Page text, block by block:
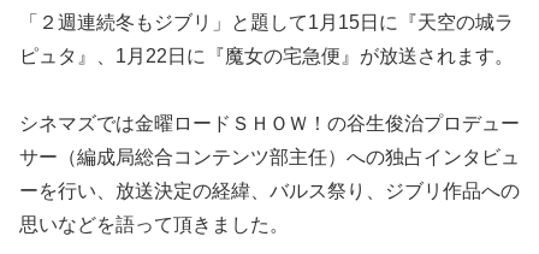
「２週連続冬もジブリ」と題して1月15日に『天空の城ラ
ピュタ』、1月22日に『魔女の宅急便』が放送されます。
シネマズでは金曜ロードＳＨＯＷ！の谷生俊治プロデュー
サー（編成局総合コンテンツ部主任）への独占インタビュ
ーを行い、放送決定の経緯、バルス祭り、ジブリ作品への
思いなどを語って頂きました。